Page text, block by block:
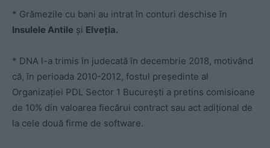
* Grămezile cu bani au intrat în conturi deschise în
Insulele Antile și Elveția.
* DNA l-a trimis în judecată în decembrie 2018, motivând
că, în perioada 2010-2012, fostul președinte al
Organizației PDL Sector 1 București a pretins comisioane
de 10% din valoarea fiecărui contract sau act adițional de
la cele două firme de software.